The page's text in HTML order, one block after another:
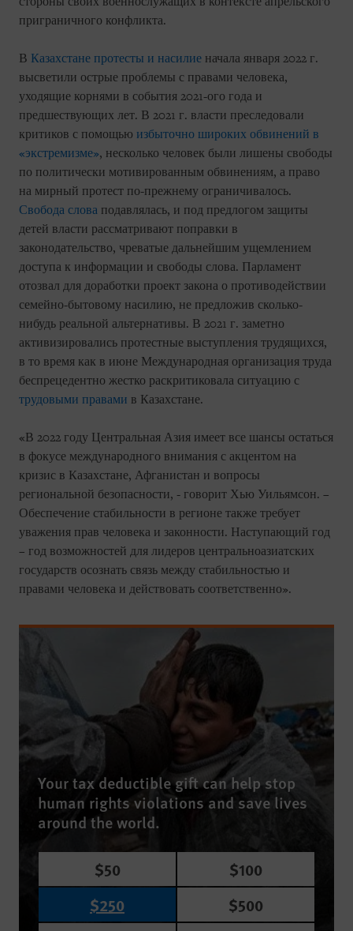
приграничного конфликта.
В Казахстане протесты и насилие начала января 2022 г.
высветили острые проблемы с правами человека,
уходящие корнями в события 2021-ого года и
предшествующих лет. В 2021 г. власти преследовали
критиков с помощью избыточно широких обвинений в
«экстремизме», несколько человек были лишены свободы
по политически мотивированным обвинениям, а право
на мирный протест по-прежнему ограничивалось.
Свобода слова подавлялась, и под предлогом защиты
детей власти рассматривают поправки в
законодательство, чреватые дальнейшим ущемлением
доступа к информации и свободы слова. Парламент
отозвал для доработки проект закона о противодействии
семейно-бытовому насилию, не предложив сколько-
нибудь реальной альтернативы. В 2021 г. заметно
активизировались протестные выступления трудящихся,
в то время как в июне Международная организация труда
беспрецедентно жестко раскритиковала ситуацию с
трудовыми правами в Казахстане.
«В 2022 году Центральная Азия имеет все шансы остаться
в фокусе международного внимания с акцентом на
кризис в Казахстане, Афганистан и вопросы
региональной безопасности, - говорит Хью Уильямсон. –
Обеспечение стабильности в регионе также требует
уважения прав человека и законности. Наступающий год
– год возможностей для лидеров центральноазиатских
государств осознать связь между стабильностью и
правами человека и действовать соответственно».
Your tax deductible gift can help stop
human rights violations and save lives
around the world.
$50
$100
$250
$500